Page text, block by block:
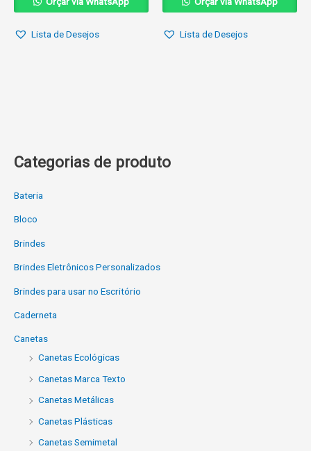
Categorias de produto
Bateria
Bloco
Brindes
Brindes Eletrônicos Personalizados
Brindes para usar no Escritório
Caderneta
Canetas
Canetas Ecológicas
Canetas Marca Texto
Canetas Metálicas
Canetas Plásticas
Canetas Semimetal
Lista de Desejos Lista de Desejos